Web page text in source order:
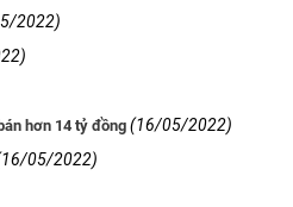
2022)
hơn 14 tỷ đồng (16/05/2022)
05/2022)